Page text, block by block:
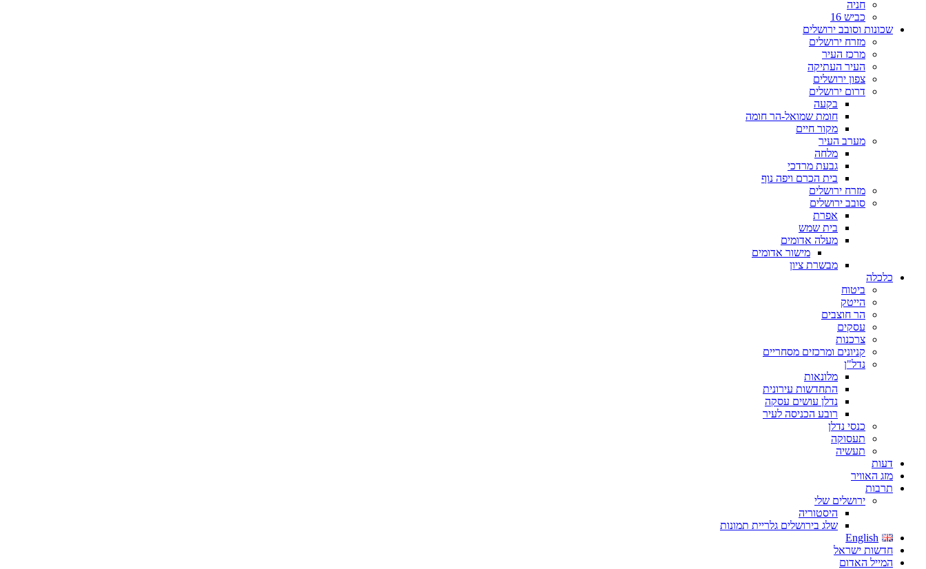
חניה
כביש 16
שכונות וסובב ירושלים
מזרח ירושלים
מרכז העיר
העיר העתיקה
צפון ירושלים
דרום ירושלים
בקעה
חומת שמואל-הר חומה
מקור חיים
מערב העיר
מלחה
גבעת מרדכי
בית הכרם ויפה נוף
מזרח ירושלים
סובב ירושלים
אפרת
בית שמש
מעלה אדומים
מישור אדומים
מבשרת ציון
כלכלה
ביטוח
הייטק
הר חוצבים
עסקים
צרכנות
קניונים ומרכזים מסחריים
נדל"ן
מלונאות
התחדשות עירונית
נדלן עושים עסקה
רובע הכניסה לעיר
כנסי נדלן
תעסוקה
תעשיה
דעות
מזג האוויר
תרבות
ירושלים שלי
היסטוריה
שלג בירושלים גלריית תמונות
English
חדשות ישראל
המייל האדום